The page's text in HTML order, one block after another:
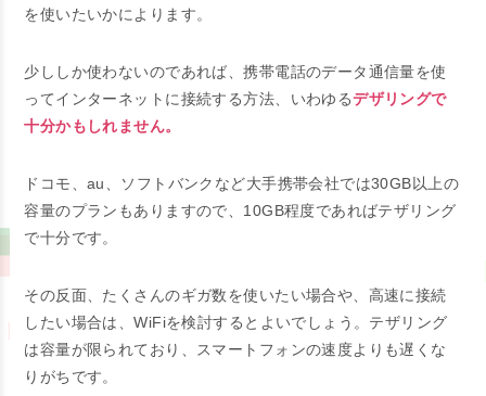
を使いたいかによります。
少ししか使わないのであれば、携帯電話のデータ通信量を使
ってインターネットに接続する方法、いわゆるデザリングで
十分かもしれません。
ドコモ、au、ソフトバンクなど大手携帯会社では30GB以上の
容量のプランもありますので、10GB程度であればテザリング
で十分です。
その反面、たくさんのギガ数を使いたい場合や、高速に接続
したい場合は、WiFiを検討するとよいでしょう。テザリング
は容量が限られており、スマートフォンの速度よりも遅くな
りがちです。